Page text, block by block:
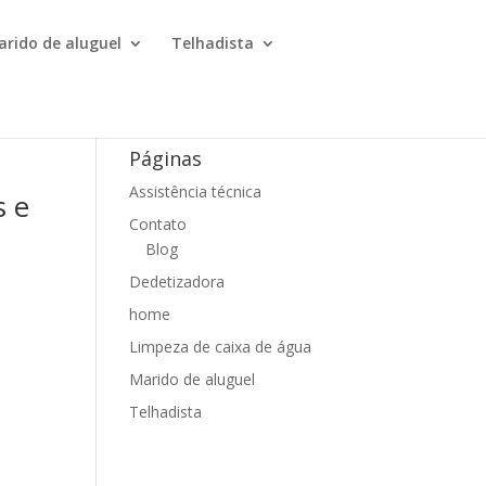
de aluguel Telhadista
e
Páginas
Assistência técnica
Contato
Blog
Dedetizadora
home
Limpeza de caixa de água
Marido de aluguel
Telhadista